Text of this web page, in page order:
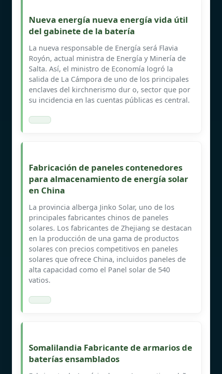
Nueva energía nueva energía vida útil
del gabinete de la batería
La nueva responsable de Energía será Flavia
Royón, actual ministra de Energía y Minería de
Salta. Así, el ministro de Economía logró la
salida de La Cámpora de uno de los principales
enclaves del kirchnerismo dur o, sector que por
su incidencia en las cuentas públicas es central.
Fabricación de paneles contenedores
para almacenamiento de energía solar
en China
La provincia alberga Jinko Solar, uno de los
principales fabricantes chinos de paneles
solares. Los fabricantes de Zhejiang se destacan
en la producción de una gama de productos
solares con precios competitivos en paneles
solares que ofrece China, incluidos paneles de
alta capacidad como el Panel solar de 540
vatios.
Somalilandia Fabricante de armarios de
baterías ensamblados